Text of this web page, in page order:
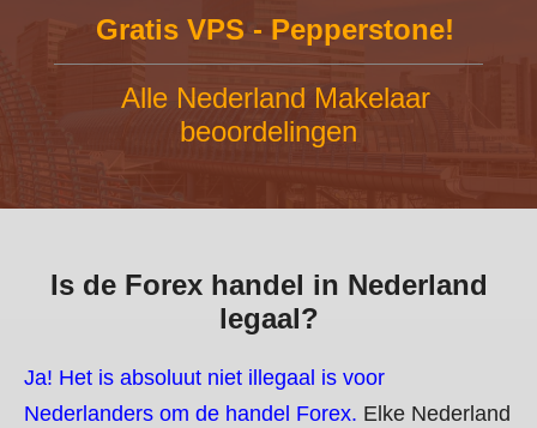
Gratis VPS - Pepperstone!
Alle Nederland Makelaar
beoordelingen
Is de Forex handel in Nederland
legaal?
Ja! Het is absoluut niet illegaal is voor
Nederlanders om de handel Forex. Elke Nederland